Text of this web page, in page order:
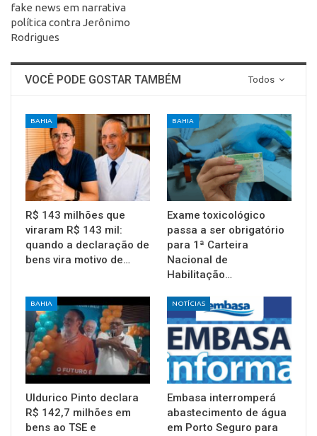
fake news em narrativa
política contra Jerônimo
Rodrigues
Todos
VOCÊ PODE GOSTAR TAMBÉM
BAHIA
R$ 143 milhões que
viraram R$ 143 mil:
quando a declaração de
bens vira motivo de…
BAHIA
Exame toxicológico
passa a ser obrigatório
para 1ª Carteira
Nacional de
Habilitação…
BAHIA
Uldurico Pinto declara
R$ 142,7 milhões em
bens ao TSE e
NOTÍCIAS
Embasa interromperá
abastecimento de água
em Porto Seguro para